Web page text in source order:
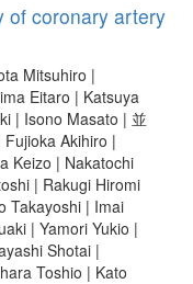
of coronary artery
Mitsuhiro |
Eitaro | Katsuya
| Isono Masato | 並
Akihiro |
Keizo | Nakatochi
| Rakugi Hiromi
Takayoshi | Imai
| Yamori Yukio |
Shotai |
Toshio | Kato